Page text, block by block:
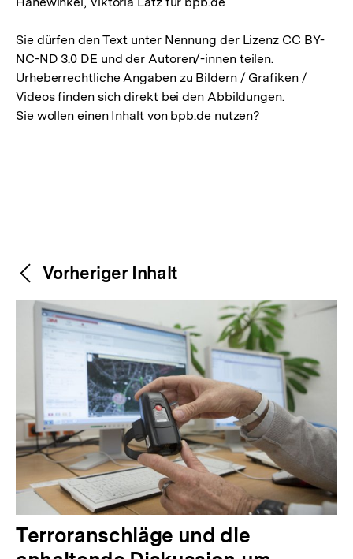
Sie dürfen den Text unter Nennung der Lizenz CC BY-
NC-ND 3.0 DE und der Autoren/-innen teilen.
Urheberrechtliche Angaben zu Bildern / Grafiken /
Videos finden sich direkt bei den Abbildungen.
Sie wollen einen Inhalt von bpb.de nutzen?
Weitere
Inhalte
Content-
Navigation
Vorheriger Inhalt
V
Terroranschläge und die